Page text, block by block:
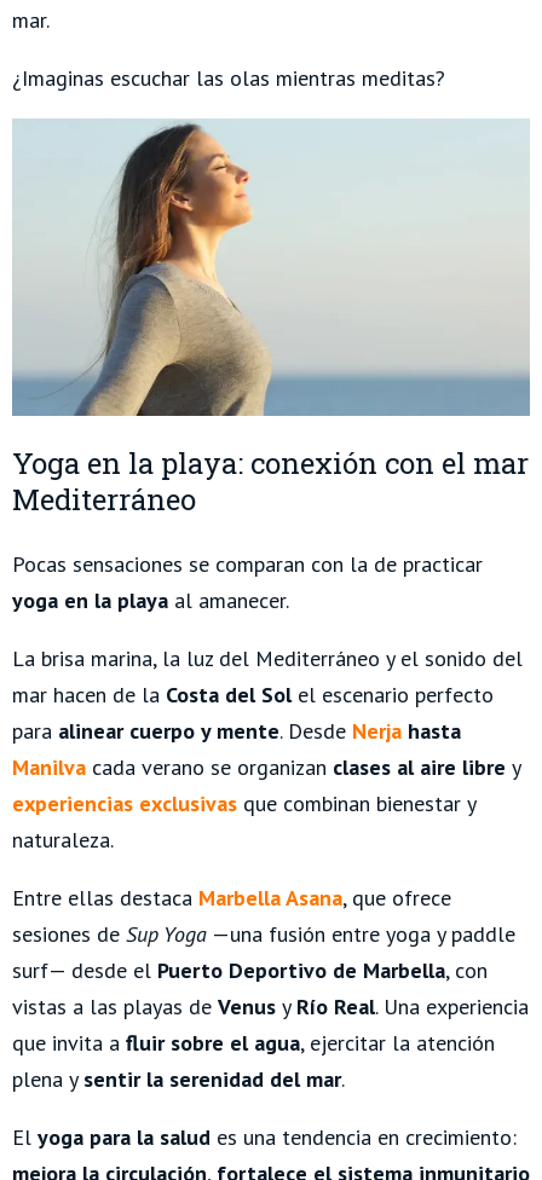
mar.
¿Imaginas escuchar las olas mientras meditas?
Yoga en la playa: conexión con el mar
Mediterráneo
Pocas sensaciones se comparan con la de practicar
yoga en la playa al amanecer.
La brisa marina, la luz del Mediterráneo y el sonido del
mar hacen de la Costa del Solel escenario perfecto
para alinear cuerpo y mente. Desde Nerja hasta
Manilva cada verano se organizan clases al aire libre y
experiencias exclusivas que combinan bienestar y
naturaleza.
Entre ellas destaca Marbella Asana, que ofrece
sesiones de Sup Yoga —una fusión entre yoga y paddle
surf— desde el Puerto Deportivo de Marbella, con
vistas a las playas de Venus y Río Real. Una experiencia
que invita a fluir sobre el agua, ejercitar la atención
plena y sentir la serenidad del mar.
El yoga para la salud es una tendencia en crecimiento:
mejora la circulación, fortalece el sistema inmunitario